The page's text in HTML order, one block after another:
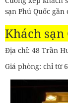
sạn Phú Quốc
Khách sạn
Địa chỉ: 48 Trần
Giá phòng: chỉ từ